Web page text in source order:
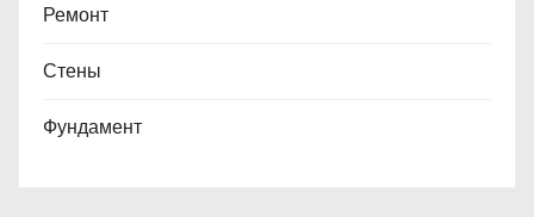
Ремонт
Стены
Фундамент